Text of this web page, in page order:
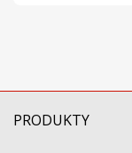
PRODUKTY